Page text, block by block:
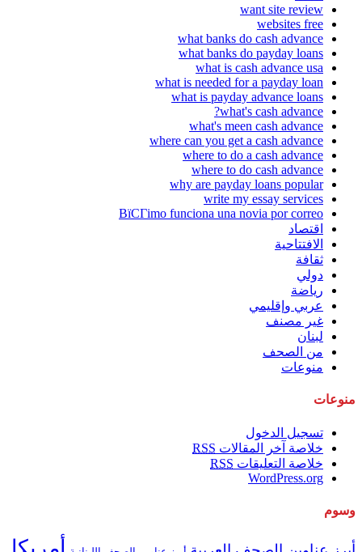
want site review
websites free
what banks do cash advance
what banks do payday loans
what is cash advance usa
what is needed for a payday loan
what is payday advance loans
what's cash advance?
what's meen cash advance
where can you get a cash advance
where to do a cash advance
where to do cash advance
why are payday loans popular
write my essay services
ВїCГіmo funciona una novia por correo
اقتصاد
الافتتاحية
ثقافة
دولي
رياضة
عربي وإقليمي
غير مصنف
لبنان
من الصحف
منوعات
منوعات
تسجيل الدخول
خلاصة آخر المقالات RSS
خلاصة التعليقات RSS
WordPress.org
وسوم